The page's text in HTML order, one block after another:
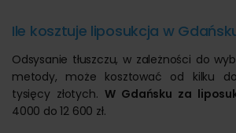
Ile kosztuje liposukcja w
Odsysanie tłuszczu, w zależności do
metody, może kosztować od kilku
tysięcy złotych. W Gdańsku za
4000 do 12 600 zł.